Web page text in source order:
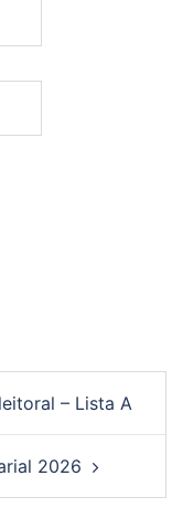
– Lista A
2026